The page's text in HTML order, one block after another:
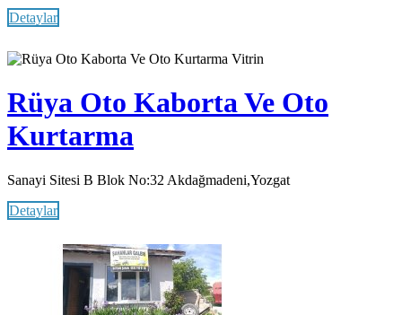
Detaylar
Vitrin
Rüya Oto Kaborta Ve Oto
Kurtarma
Sanayi Sitesi B Blok No:32 Akdağmadeni,Yozgat
Detaylar